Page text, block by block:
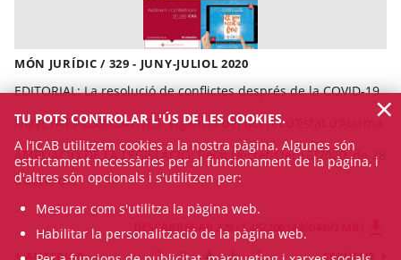
MÓN JURÍDIC / 329 - JUNY-JULIOL 2020
EDITORIAL: La resolució de conflictes després de la COVID-19
NOVETATS LEGISLATIVES:Vigència del decret d’Estat d’Alarma.
AMPLIACIÓ DE LA LEGISLACIÓ:Reial Decret-Llei 16/2020, de 28
d’abril, d...
DESCARREGAR 329 (3.482206344604492 MB)
ANTERIOR
2 3 4 5 6 SEGÜENT
TU POTS CONTROLAR L'ÚS DE LES COOKIES.
A l’ICAB utilitzem cookies a la nostra pàgina. Algunes són
estrictament necessàries per al funcionament de la pàgina, i
d'altres són opcionals i s'utilitzen per:
Mesurar com s'utilitza la pàgina web.
Habilitar la personalització de la pàgina web.
×